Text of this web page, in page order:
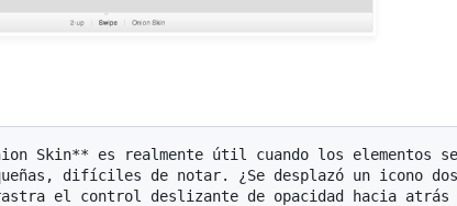
difíciles de notar. ¿Se desplazó un icono
el control deslizante de opacidad hacia atrás